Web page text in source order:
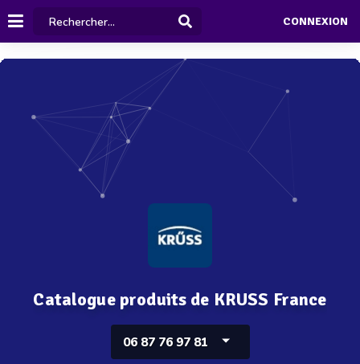
CONNEXION
Catalogue produits de KRUSS France
06 87 76 97 81